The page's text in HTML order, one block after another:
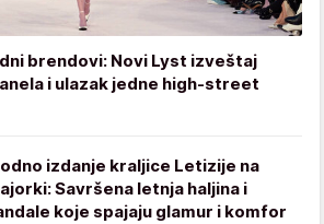
brendovi: Novi Lyst izveštaj
i ulazak jedne high-street
izdanje kraljice Letizije na
Savršena letnja haljina i
koje spajaju glamur i komfor